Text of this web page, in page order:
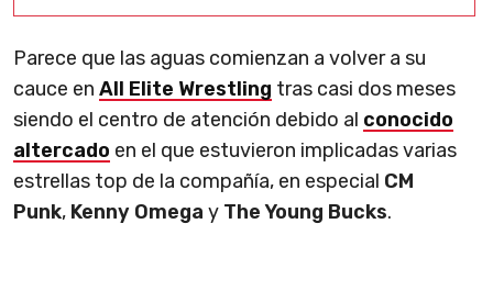
Parece que las aguas comienzan a volver a su
cauce en All Elite Wrestling tras casi dos meses
siendo el centro de atención debido al conocido
altercado en el que estuvieron implicadas varias
estrellas top de la compañía, en especial CM
Punk, Kenny Omega y The Young Bucks.